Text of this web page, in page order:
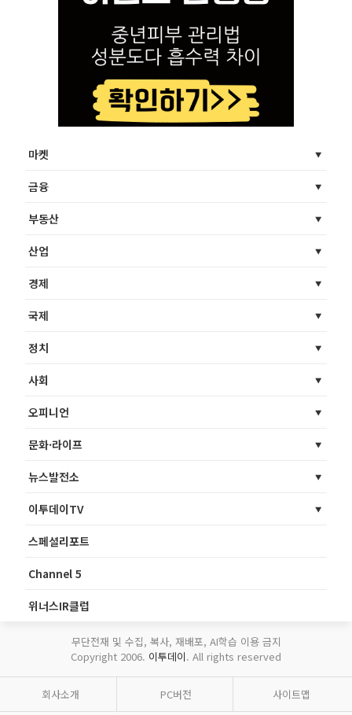
마켓
금융
부동산
산업
경제
국제
정치
사회
오피니언
문화·라이프
뉴스발전소
이투데이TV
스페셜리포트
Channel 5
위너스IR클럽
무단전재 및 수집, 복사, 재배포, AI학습 이용 금지
Copyright 2006. 이투데이. All rights reserved
회사소개 PC버전 사이트맵